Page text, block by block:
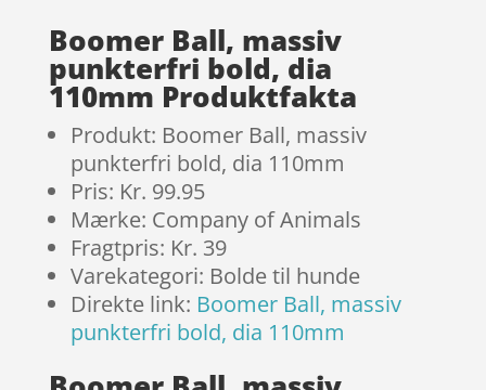
Boomer Ball, massiv
punkterfri bold, dia
110mm Produktfakta
Produkt: Boomer Ball, massiv
punkterfri bold, dia 110mm
Pris: Kr. 99.95
Mærke: Company of Animals
Fragtpris: Kr. 39
Varekategori: Bolde til hunde
Direkte link: Boomer Ball, massiv
punkterfri bold, dia 110mm